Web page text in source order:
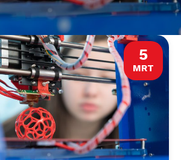
5
MRT